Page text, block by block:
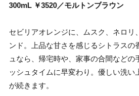
300mL ￥3520／モルトンブラウン
セビリアオレンジに、ムスク、ネロリ
ンド。上品な甘さを感じるシトラスの
ュなら、帰宅時や、家事の合間などの
ッシュタイムに早変わり。優しい洗い
が続きます。